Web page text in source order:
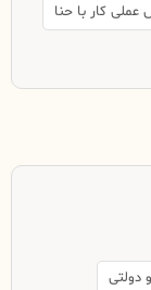
عملی کار با حنا
دولتی